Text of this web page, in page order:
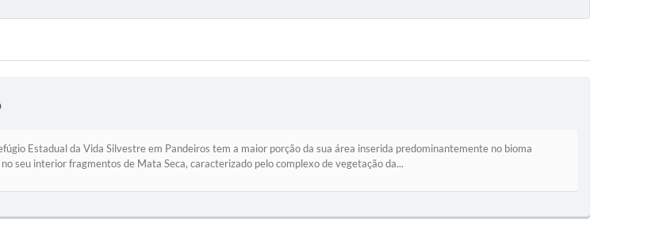
Estadual da Vida Silvestre em Pandeiros tem a maior porção da sua área inserida predominantemente no bioma
seu interior fragmentos de Mata Seca, caracterizado pelo complexo de vegetação da...